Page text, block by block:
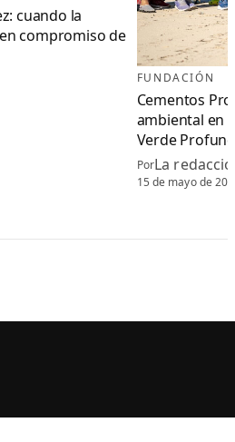
cuando la
compromiso de
FUNDACIÓN
Cementos
ambiental en
Verde
PorLa
15 de mayo de